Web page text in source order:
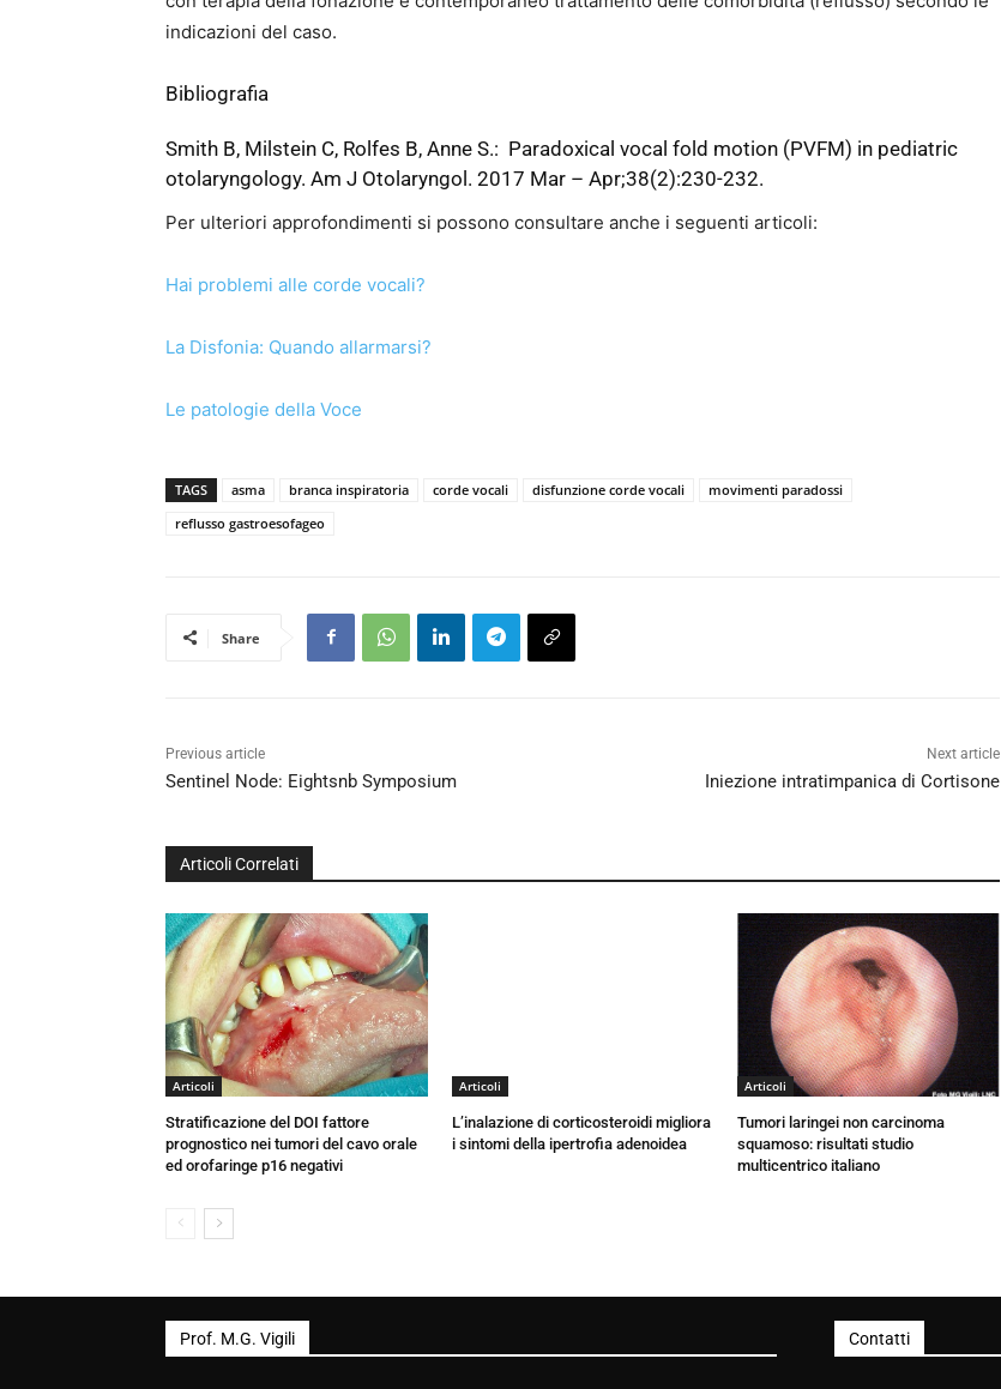
indicazioni del caso.
Bibliografia
Smith B, Milstein C, Rolfes B, Anne S.: Paradoxical vocal fold motion (PVFM) in pediatric
otolaryngology. Am J Otolaryngol. 2017 Mar – Apr;38(2):230-232.
Per ulteriori approfondimenti si possono consultare anche i seguenti articoli:
Hai problemi alle corde vocali?
La Disfonia: Quando allarmarsi?
Le patologie della Voce
TAGS asma branca inspiratoria corde vocali disfunzione corde vocali
movimenti paradossi
reflusso gastroesofageo
Share
Previous article
Sentinel Node: Eightsnb Symposium
Next article
Iniezione intratimpanica di Cortisone
Articoli Correlati
Articoli
Stratificazione del DOI fattore
prognostico nei tumori del cavo orale
ed orofaringe p16 negativi
Articoli
L’inalazione di corticosteroidi migliora
i sintomi della ipertrofia adenoidea
Articoli
Tumori laringei non carcinoma
squamoso: risultati studio
multicentrico italiano
Prof. M.G. Vigili Contatti